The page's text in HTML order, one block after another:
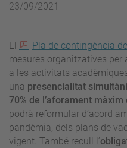
23/09/2021
El Pla de contingència
mesures organitzatives per
a les activitats
una presencialitat
70% de l’aforament
podrà reformular d’acord
pandèmia, dels plans de
vigent. També recull l’